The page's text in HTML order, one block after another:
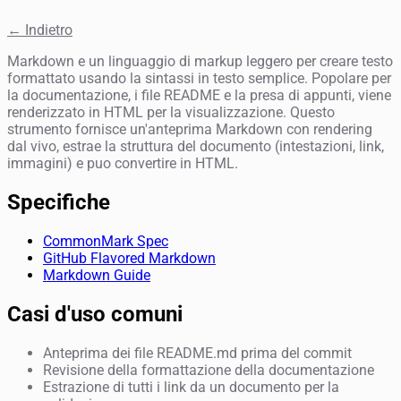
← Indietro
Markdown e un linguaggio di markup leggero per creare testo
formattato usando la sintassi in testo semplice. Popolare per
la documentazione, i file README e la presa di appunti, viene
renderizzato in HTML per la visualizzazione. Questo
strumento fornisce un'anteprima Markdown con rendering
dal vivo, estrae la struttura del documento (intestazioni, link,
immagini) e puo convertire in HTML.
Specifiche
CommonMark Spec
GitHub Flavored Markdown
Markdown Guide
Casi d'uso comuni
Anteprima dei file README.md prima del commit
Revisione della formattazione della documentazione
Estrazione di tutti i link da un documento per la